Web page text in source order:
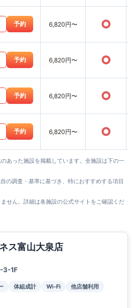
予約 6,820円〜 ○
予約 6,820円〜 ○
予約 6,820円〜 ○
予約 6,820円〜 ○
あった施設を掲載しています。全施設は下の一
の調査・基準に基づき、特におすすめする項目
せん。詳細は各施設の公式サイトをご確認くだ
ス富山大泉店
3-1F
体組成計 Wi-Fi
他店舗利用